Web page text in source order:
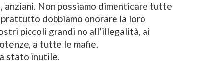
anziani. Non possiamo dimenticare tutte
dobbiamo onorare la loro
piccoli grandi no all’illegalità, ai
a tutte le mafie.
stato inutile.